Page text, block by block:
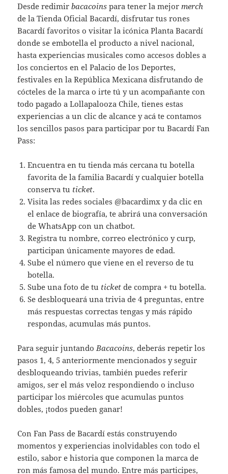
Desde redimirbacacoins para tener la mejor merch
de la Tienda Oficial Bacardí, disfrutar tus rones
Bacardí favoritos o visitar la icónica Planta Bacardí
donde se embotella el producto a nivel nacional,
hasta experiencias musicales como accesos dobles a
los conciertos en el Palacio de los Deportes,
festivales en la República Mexicana disfrutando de
cócteles de la marca o irte tú y un acompañante con
todo pagado a Lollapalooza Chile, tienes estas
experiencias a un clic de alcance y acá te contamos
los sencillos pasos para participar por tu Bacardí Fan
Pass:
Encuentra en tu tienda más cercana tu botella
favorita de la familia Bacardí y cualquier botella
conserva tu ticket.
Visita las redes sociales @bacardimx y da clic en
el enlace de biografía, te abrirá una conversación
de WhatsApp con un chatbot.
Registra tu nombre, correo electrónico y curp,
participan únicamente mayores de edad.
Sube el número que viene en el reverso de tu
botella.
Sube una foto de tu ticketde compra + tu botella.
Se desbloqueará una trivia de 4 preguntas, entre
más respuestas correctas tengas y más rápido
respondas, acumulas más puntos.
Para seguir juntando Bacacoins, deberás repetir los
pasos 1, 4, 5 anteriormente mencionados y seguir
desbloqueando trivias, también puedes referir
amigos, ser el más veloz respondiendo o incluso
participar los miércoles que acumulas puntos
dobles, ¡todos pueden ganar!
Con Fan Pass de Bacardí estás construyendo
momentos y experiencias inolvidables con todo el
estilo, sabor e historia que componen la marca de
ron más famosa del mundo. Entre más participes,